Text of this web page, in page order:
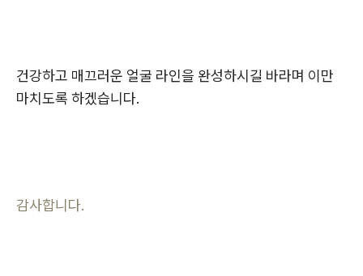
건강하고 매끄러운 얼굴 라인을 완성하시길 바라며 이만
마치도록 하겠습니다.
감사합니다.